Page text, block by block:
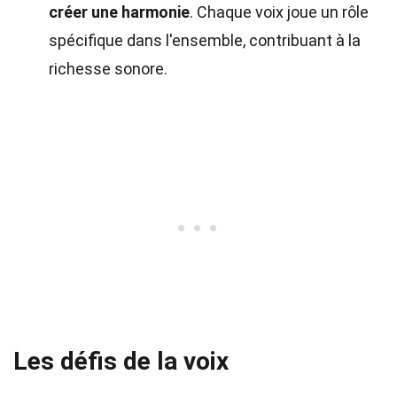
créer une harmonie. Chaque voix joue un rôle
spécifique dans l'ensemble, contribuant à la
richesse sonore.
Les défis de la voix